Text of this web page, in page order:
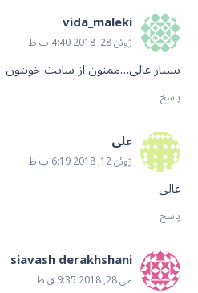
vida_maleki
ژوئن 28, 2018 4:40 ب.ظ
بسیار عالی…ممنون از سایت خوبتون
پاسخ
علی
ژوئن 12, 2018 6:19 ب.ظ
عالی
پاسخ
siavash derakhshani
می 28, 2018 9:35 ق.ظ